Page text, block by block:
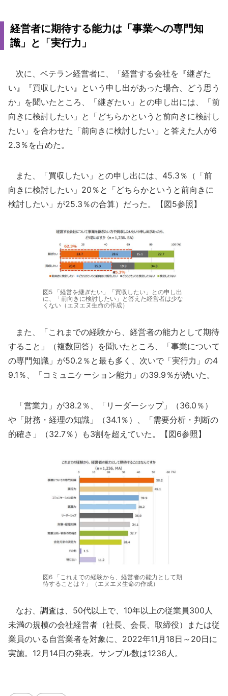
経営者に期待する能力は「事業への専門知
識」と「実行力」
次に、ベテラン経営者に、「経営する会社を『継ぎた
い』『買収したい』という申し出があった場合、どう思う
か」を聞いたところ、「継ぎたい」との申し出には、「前
向きに検討したい」と「どちらかというと前向きに検討し
たい」を合わせた「前向きに検討したい」と答えた人が6
2.3％を占めた。
また、「買収したい」との申し出には、45.3％（「前
向きに検討したい」20％と「どちらかというと前向きに
検討したい」が25.3％の合算）だった。【図5参照】
図5 「経営を継ぎたい」「買収したい」との申し出
に、「前向きに検討したい」と答えた経営者は少な
くない（エヌエヌ生命の作成）
また、「これまでの経験から、経営者の能⼒として期待
すること」（複数回答）を聞いたところ、「事業について
の専門知識」が50.2％と最も多く、次いで「実⾏⼒」の4
9.1％、「コミュニケーション能⼒」の39.9％が続いた。
「営業力」が38.2％、「リーダーシップ」（36.0％）
や「財務・経理の知識」（34.1％）、「需要分析・判断の
的確さ」（32.7％）も3割を超えていた。【図6参照】
図6 「これまでの経験から、経営者の能力として期
待することは？」（エヌエヌ生命の作成）
なお、調査は、50代以上で、10年以上の従業員300人
未満の規模の会社経営者（社⻑、会⻑、取締役）または従
業員のいる自営業者を対象に、2022年11月18日～20日に
実施。12月14日の発表。サンプル数は1236人。